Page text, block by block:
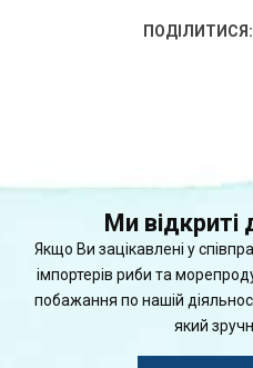
ПОДІЛИТИСЯ:
Ми відкриті
Якщо Ви зацікавлені у
імпортерів риби та
побажання по нашій
який